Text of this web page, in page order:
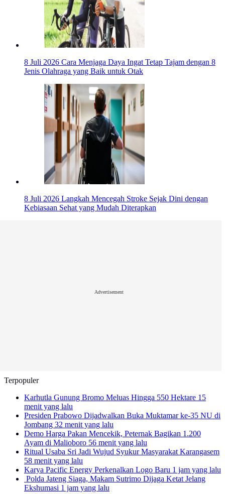
8 Juli 2026 Cara Menjaga Daya Ingat Tetap Tajam dengan 8
Jenis Olahraga yang Baik untuk Otak
8 Juli 2026 Langkah Mencegah Stroke Sejak Dini dengan
Kebiasaan Sehat yang Mudah Diterapkan
Advertisement
Terpopuler
Karhutla Gunung Bromo Meluas Hingga 550 Hektare 15
menit yang lalu
Presiden Prabowo Dijadwalkan Buka Muktamar ke-35 NU di
Jombang 32 menit yang lalu
Demo Harga Pakan Mencekik, Peternak Bagikan 1.200
Ayam di Malioboro 56 menit yang lalu
Ritual Usaba Sri Jadi Wujud Syukur Masyarakat Karangasem
58 menit yang lalu
Karya Pacific Energy Perkenalkan Logo Baru 1 jam yang lalu
Polda Jateng Siaga, Makam Sutrimo Dijaga Ketat Jelang
Ekshumasi 1 jam yang lalu